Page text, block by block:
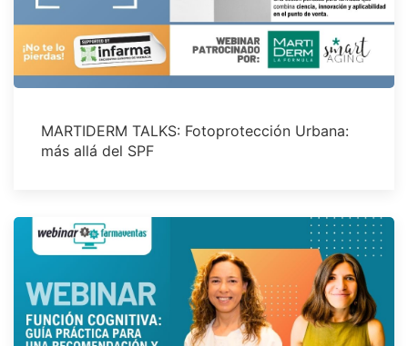
MARTIDERM TALKS: Fotoprotección Urbana:
más allá del SPF